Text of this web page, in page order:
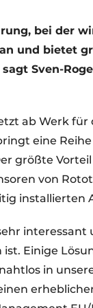
bei der
und bietet
Sven-
ab Werk
eine
größte
von
installierten
interessant
Einige
in